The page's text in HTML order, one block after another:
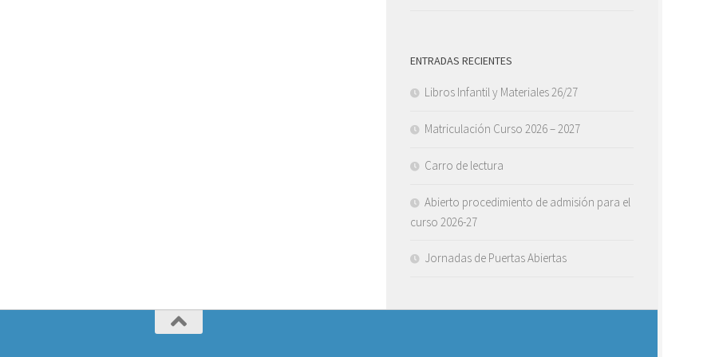
ENTRADAS RECIENTES
Libros Infantil y Materiales 26/27
Matriculación Curso 2026 – 2027
Carro de lectura
Abierto procedimiento de admisión para el
curso 2026-27
Jornadas de Puertas Abiertas